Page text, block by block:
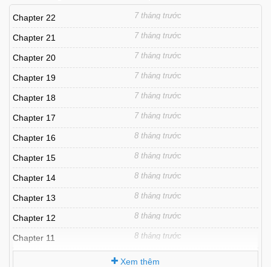
Chapter 22 7 tháng trước
Chapter 21 7 tháng trước
Chapter 20 7 tháng trước
Chapter 19 7 tháng trước
Chapter 18 7 tháng trước
Chapter 17 7 tháng trước
Chapter 16 8 tháng trước
Chapter 15 8 tháng trước
Chapter 14 8 tháng trước
Chapter 13 8 tháng trước
Chapter 12 8 tháng trước
Chapter 11 8 tháng trước
Xem thêm